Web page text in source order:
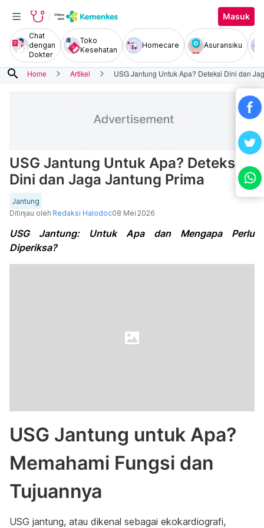
Masuk
Chat
dengan
Dokter
Toko
Kesehatan
Homecare Asuransiku
search Home Artikel USG Jantung Untuk Apa? Deteksi Dini dan
USG Jantung Untuk Apa? Deteksi
Dini dan Jaga Jantung Prima
Jantung
Ditinjau oleh Redaksi Halodoc08 Mei 2026
USG Jantung: Untuk Apa dan Mengapa Perlu
Diperiksa?
USG Jantung untuk Apa?
Memahami Fungsi dan
Tujuannya
USG jantung, atau dikenal sebagai ekokardiografi,